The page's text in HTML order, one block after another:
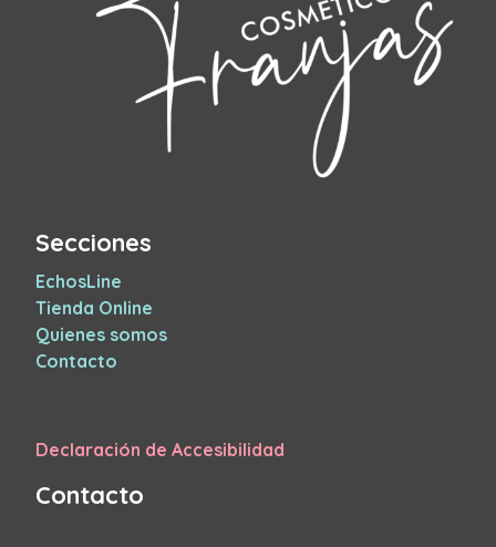
Secciones
EchosLine
Tienda Online
Quienes somos
Contacto
Declaración de Accesibilidad
Contacto